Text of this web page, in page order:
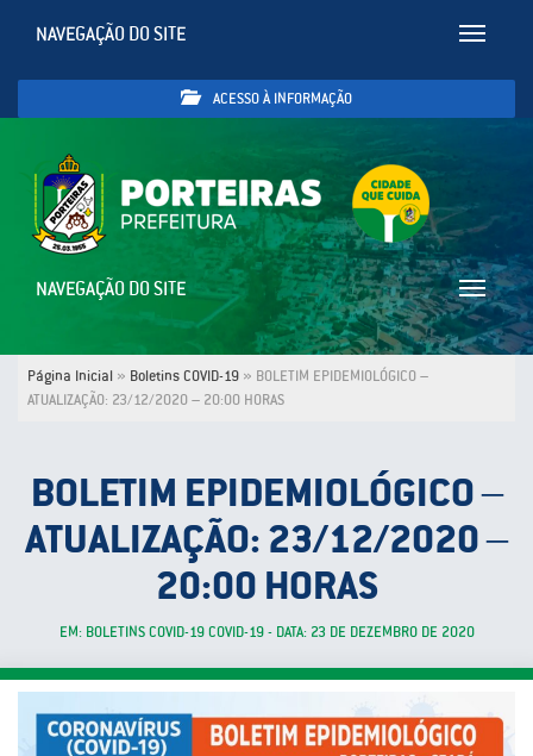
Toggle
NAVEGAÇÃO DO SITE
ACESSO À INFORMAÇÃO
Toggle
NAVEGAÇÃO DO SITE
Página Inicial » Boletins COVID-19 » BOLETIM EPIDEMIOLÓGICO –
ATUALIZAÇÃO: 23/12/2020 – 20:00 HORAS
BOLETIM EPIDEMIOLÓGICO –
ATUALIZAÇÃO: 23/12/2020 –
20:00 HORAS
EM: BOLETINS COVID-19 COVID-19 - DATA: 23 DE DEZEMBRO DE 2020